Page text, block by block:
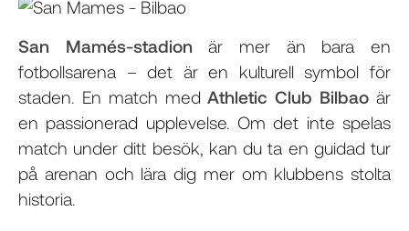
San Mamés-stadionär mer än bara en
fotbollsarena – det är en kulturell symbol för
staden. En match medAthletic Club Bilbao är
en passionerad upplevelse. Om det inte spelas
match under ditt besök, kan du ta en guidad tur
på arenan och lära dig mer om klubbens stolta
historia.